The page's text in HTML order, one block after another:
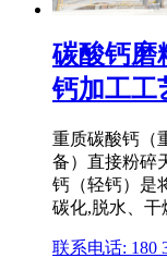
碳酸钙磨
钙加工工
重质碳酸钙（
备）直接粉碎
钙（轻钙）是
碳化,脱水、干
联系电话: 180